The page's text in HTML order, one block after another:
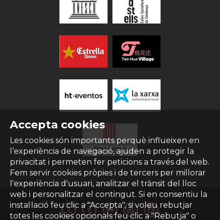
Accepta cookies
Les cookies són importants perquè influeixen en
l’experiència de navegació, ajuden a protegir la
privacitat i permeten fer peticions a través del web.
Fem servir cookies pròpies i de tercers per millorar
l'experiència d'usuari, analitzar el trànsit del lloc
web i personalitzar el contingut. Si en consentiu la
instal·lació feu clic a "Accepta", si voleu rebutjar
totes les cookies opcionals feu clic a "Rebutja" o